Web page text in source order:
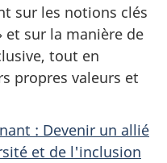
sur les notions clés
sur la manière de
tout en
propres valeurs et
: Devenir un allié
et de l'inclusion